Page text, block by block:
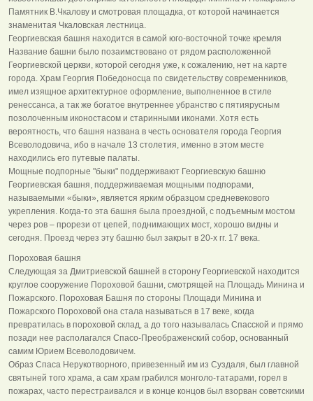
Памятник В.Чкалову и смотровая площадка, от которой начинается
знаменитая Чкаловская лестница.
Георгиевская башня находится в самой юго-восточной точке кремля
Название башни было позаимствовано от рядом расположенной
Георгиевской церкви, которой сегодня уже, к сожалению, нет на карте
города. Храм Георгия Победоносца по свидетельству современников,
имел изящное архитектурное оформление, выполненное в стиле
ренессанса, а так же богатое внутреннее убранство с пятиярусным
позолоченным иконостасом и старинными иконами. Хотя есть
вероятность, что башня названа в честь основателя города Георгия
Всеволодовича, ибо в начале 13 столетия, именно в этом месте
находились его путевые палаты.
Мощные подпорные "быки" поддерживают Георгиевскую башню
Георгиевская башня, поддерживаемая мощными подпорами,
называемыми «быки», является ярким образцом средневекового
укрепления. Когда-то эта башня была проездной, с подъемным мостом
через ров – прорези от цепей, поднимающих мост, хорошо видны и
сегодня. Проезд через эту башню был закрыт в 20-х гг. 17 века.
Пороховая башня
Следующая за Дмитриевской башней в сторону Георгиевской находится
круглое сооружение Пороховой башни, смотрящей на Площадь Минина и
Пожарского. Пороховая Башня по стороны Площади Минина и
Пожарского Пороховой она стала называться в 17 веке, когда
превратилась в пороховой склад, а до того называлась Спасской и прямо
позади нее располагался Спасо-Преображенский собор, основанный
самим Юрием Всеволодовичем.
Образ Спаса Нерукотворного, привезенный им из Суздаля, был главной
святыней того храма, а сам храм грабился монголо-татарами, горел в
пожарах, часто перестраивался и в конце концов был взорван советскими